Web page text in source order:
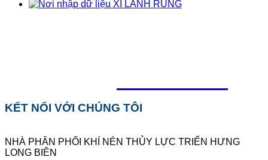
XI LANH RUNG
KẾT NỐI VỚI CHÚNG TÔI
NHÀ PHÂN PHỐI KHÍ NÉN THỦY LỰC TRIỂN HƯNG
LONG BIÊN